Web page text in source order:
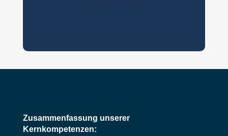
Zusammenfassung unserer
Kernkompetenzen: